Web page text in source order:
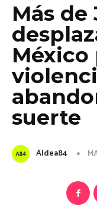
Más de
México
suerte
Aldea84